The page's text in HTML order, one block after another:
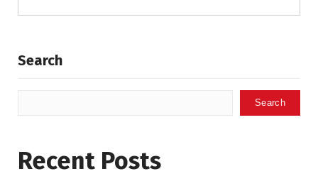
Search
Search
Recent Posts